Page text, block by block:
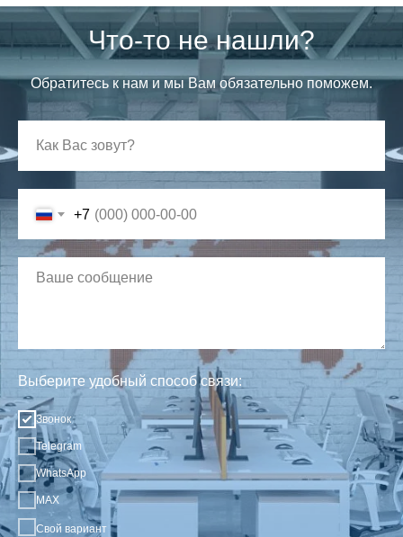
Что-то не нашли?
Обратитесь к нам и мы Вам обязательно поможем.
+7
Выберите удобный способ связи:
Звонок
Telegram
WhatsApp
MAX
Свой вариант